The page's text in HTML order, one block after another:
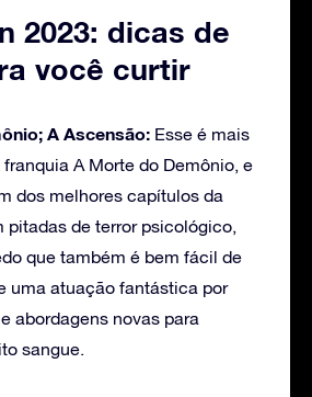
2023: dicas de
você curtir
A Ascensão: Esse é mais
A Morte do Demônio, e
dos melhores capítulos da
pitadas de terror psicológico,
que também é bem fácil de
uma atuação fantástica por
abordagens novas para
sangue.